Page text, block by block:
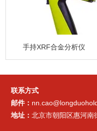
手持XRF合金分析仪
联系方式
邮件：
地址：北京市朝阳区惠河南